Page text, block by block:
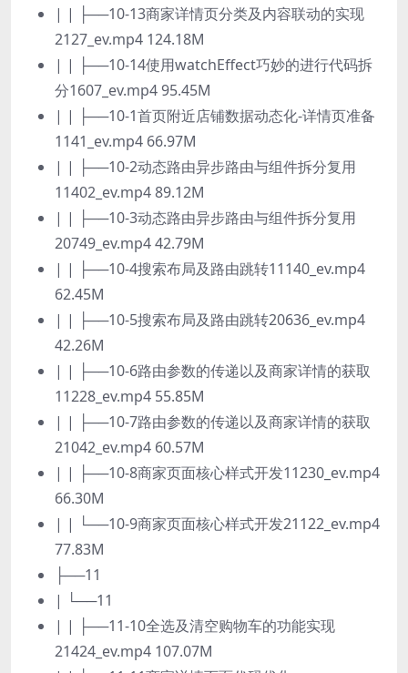
| | ├──10-13商家详情页分类及内容联动的实现
2127_ev.mp4 124.18M
| | ├──10-14使用watchEffect巧妙的进行代码拆
分1607_ev.mp4 95.45M
| | ├──10-1首页附近店铺数据动态化-详情页准备
1141_ev.mp4 66.97M
| | ├──10-2动态路由异步路由与组件拆分复用
11402_ev.mp4 89.12M
| | ├──10-3动态路由异步路由与组件拆分复用
20749_ev.mp4 42.79M
| | ├──10-4搜索布局及路由跳转11140_ev.mp4
62.45M
| | ├──10-5搜索布局及路由跳转20636_ev.mp4
42.26M
| | ├──10-6路由参数的传递以及商家详情的获取
11228_ev.mp4 55.85M
| | ├──10-7路由参数的传递以及商家详情的获取
21042_ev.mp4 60.57M
| | ├──10-8商家页面核心样式开发11230_ev.mp4
66.30M
| | └──10-9商家页面核心样式开发21122_ev.mp4
77.83M
├──11
| └──11
| | ├──11-10全选及清空购物车的功能实现
21424_ev.mp4 107.07M